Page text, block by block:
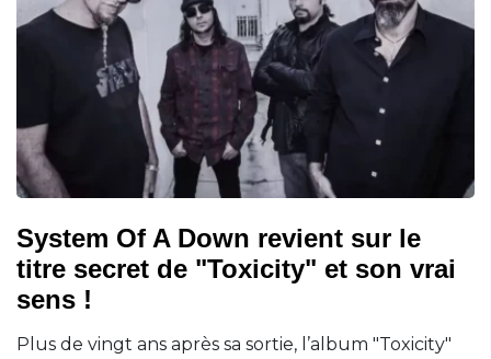
System Of A Down revient sur le
titre secret de "Toxicity" et son vrai
sens !
Plus de vingt ans après sa sortie, l’album "Toxicity"